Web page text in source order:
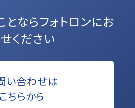
とならフォトロンにお
ください
い合わせは
こちらから